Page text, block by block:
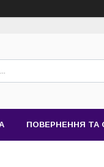
ПОВЕРНЕННЯ ТА